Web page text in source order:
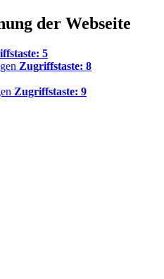
der Webseite
5
Zugriffstaste: 8
Zugriffstaste: 9